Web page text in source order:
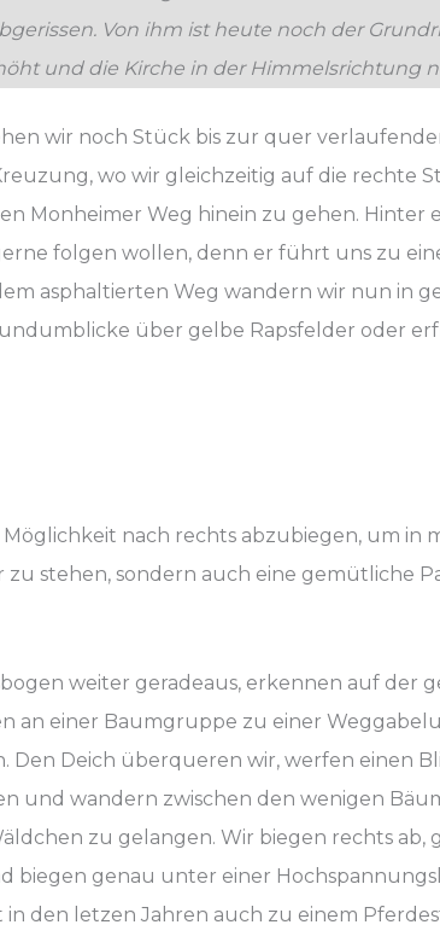
Von ihm ist heute noch der
und die Kirche in der Himmelsrichtung
wir noch Stück bis zur quer
wo wir gleichzeitig auf die rechte
Monheimer Weg hinein zu gehen. Hinter
folgen wollen, denn er führt uns zu
asphaltierten Weg wandern wir nun in
über gelbe Rapsfelder oder
nach rechts abzubiegen, um in
stehen, sondern auch eine gemütliche
weiter geradeaus, erkennen auf der
an einer Baumgruppe zu einer
Deich überqueren wir, werfen einen
und wandern zwischen den wenigen
zu gelangen. Wir biegen rechts ab,
biegen genau unter einer
den letzen Jahren auch zu einem